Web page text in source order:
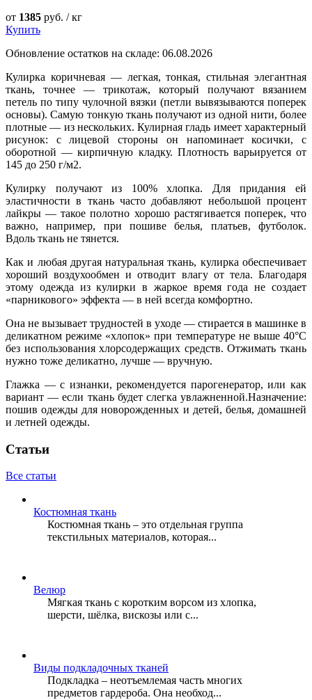
от 1385 руб. / кг
Купить
Обновление остатков на складе: 06.08.2026
Кулирка коричневая — легкая, тонкая, стильная элегантная
ткань, точнее — трикотаж, который получают вязанием
петель по типу чулочной вязки (петли вывязываются поперек
основы). Самую тонкую ткань получают из одной нити, более
плотные — из нескольких. Кулирная гладь имеет характерный
рисунок: с лицевой стороны он напоминает косички, с
оборотной — кирпичную кладку. Плотность варьируется от
145 до 250 г/м2.
Кулирку получают из 100% хлопка. Для придания ей
эластичности в ткань часто добавляют небольшой процент
лайкры — такое полотно хорошо растягивается поперек, что
важно, например, при пошиве белья, платьев, футболок.
Вдоль ткань не тянется.
Как и любая другая натуральная ткань, кулирка обеспечивает
хороший воздухообмен и отводит влагу от тела. Благодаря
этому одежда из кулирки в жаркое время года не создает
«парникового» эффекта — в ней всегда комфортно.
Она не вызывает трудностей в уходе — стирается в машинке в
деликатном режиме «хлопок» при температуре не выше 40°С
без использования хлорсодержащих средств. Отжимать ткань
нужно тоже деликатно, лучше — вручную.
Глажка — с изнанки, рекомендуется парогенератор, или как
вариант — если ткань будет слегка увлажненной.Назначение:
пошив одежды для новорожденных и детей, белья, домашней
и летней одежды.
Статьи
Все статьи
Костюмная ткань
Костюмная ткань – это отдельная группа
текстильных материалов, которая...
Велюр
Мягкая ткань с коротким ворсом из хлопка,
шерсти, шёлка, вискозы или с...
Виды подкладочных тканей
Подкладка – неотъемлемая часть многих
предметов гардероба. Она необход...